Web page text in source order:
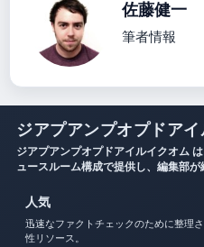
佐藤健一
筆者情報
ジアプアンプオプドア
ジアプアンプオプドアイルイクオム
ュースルーム構成で提供し、編集部が
人気
迅速なファクトチェックのために整理
性リソース。